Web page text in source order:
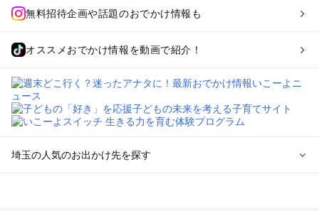
無料招待企画や話題のおでかけ情報も
オススメおでかけ情報を動画で紹介！
埼玉の人気のお出かけ先を探す